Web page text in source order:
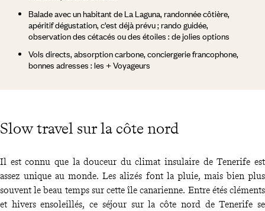
Slow travel sur la côte nord
Balade avec un habitant de La Laguna, randonnée côtière,
apéritif dégustation, c'est déjà prévu ; rando guidée,
observation des cétacés ou des étoiles : de jolies options
Vols directs, absorption carbone, conciergerie francophone,
bonnes adresses : les + Voyageurs
Il est connu que la douceur du climat insulaire de Tenerife est
assez unique au monde. Les alizés font la pluie, mais bien plus
souvent le beau temps sur cette île canarienne. Entre étés cléments
et hivers ensoleillés, ce séjour sur la côte nord de Tenerife se